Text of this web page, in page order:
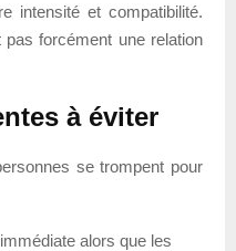
intensité et compatibilité.
pas forcément une relation
à éviter
se trompent pour
alors que les